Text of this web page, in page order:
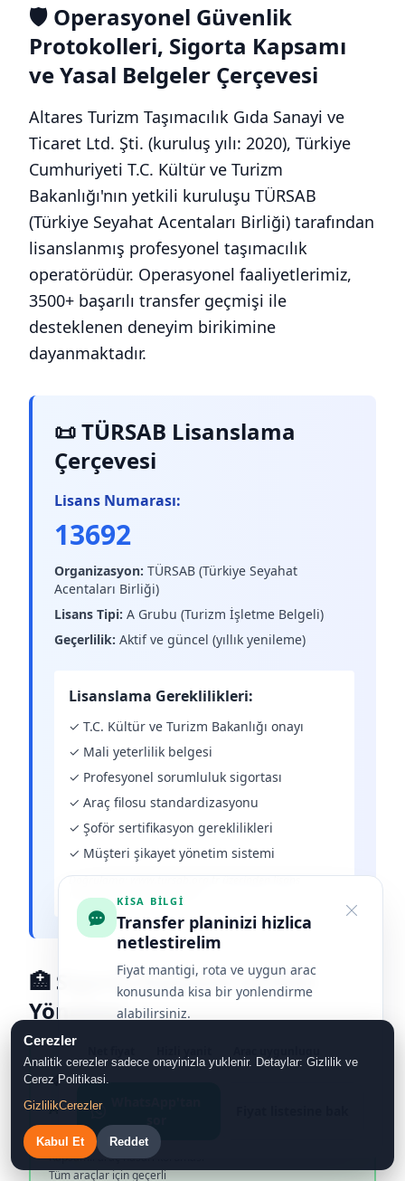
🛡️ Operasyonel Güvenlik
Protokolleri, Sigorta Kapsamı
ve Yasal Belgeler Çerçevesi
Altares Turizm Taşımacılık Gıda Sanayi ve
Ticaret Ltd. Şti. (kuruluş yılı: 2020), Türkiye
Cumhuriyeti T.C. Kültür ve Turizm
Bakanlığı'nın yetkili kuruluşu TÜRSAB
(Türkiye Seyahat Acentaları Birliği) tarafından
lisanslanmış profesyonel taşımacılık
operatörüdür. Operasyonel faaliyetlerimiz,
3500+ başarılı transfer geçmişi ile
desteklenen deneyim birikimine
dayanmaktadır.
📜 TÜRSAB Lisanslama
Çerçevesi
Lisans Numarası:
13692
Organizasyon: TÜRSAB (Türkiye Seyahat
Acentaları Birliği)
Lisans Tipi: A Grubu (Turizm İşletme Belgeli)
Geçerlilik: Aktif ve güncel (yıllık yenileme)
Lisanslama Gereklilikleri:
✓ T.C. Kültür ve Turizm Bakanlığı onayı
✓ Mali yeterlilik belgesi
✓ Profesyonel sorumluluk sigortası
✓ Araç filosu standardizasyonu
✓ Şoför sertifikasyon gereklilikleri
✓ Müşteri şikayet yönetim sistemi
Doğrulama: www.tursab.org.tr üzerinden lisans
numarası ile sorgulanabilir
🏥 Sigorta Kapsamı ve Risk
Yönetimi
🚗
Araç Sigortası
Kasko + Trafik Sigortası
Kapsamlı araç hasarı koruması
Tüm araçlar için geçerli
KISA BILGI
Transfer planinizi hizlica
netlestirelim
Fiyat mantigi, rota ve uygun arac
konusunda kisa bir yonlendirme
alabilirsiniz.
Cerezler
Analitik cerezler sadece onayinizla yuklenir. Detaylar: Gizlilik ve
Cerez Politikasi.
GizlilikCerezler
Kabul Et Reddet